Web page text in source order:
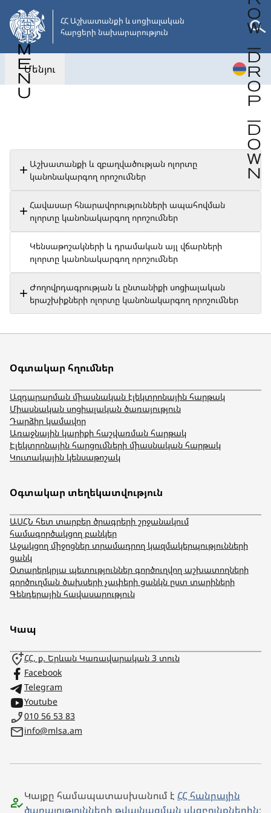
Անցնել
հիմնական
բովանդակությանը
ՀՀ Աշխատանքի և սոցիալական
հարցերի նախարարություն
Մենյու
Աշխատանքի և զբաղվածության ոլորտը
կանոնակարգող որոշումներ
Հավասար հնարավորությունների ապահովման
ոլորտը կանոնակարգող որոշումներ
Կենսաթոշակների և դրամական այլ վճարների
ոլորտը կանոնակարգող որոշումներ
Ժողովրդագրության և ընտանիքի սոցիալական
երաշխիքների ոլորտը կանոնակարգող որոշումներ
Օգտակար հղումներ
Ազդարարման միասնական էլեկտրոնային հարթակ
Միասնական սոցիալական ծառայություն
Դարձիր կամավոր
Առաջնային կարիքի հաշվառման հարթակ
Էլեկտրոնային հարցումների միասնական հարթակ
Կուտակային կենսաթոշակ
Օգտակար տեղեկատվություն
ԱՍՀՆ հետ տարբեր ծրագրերի շրջանակում
համագործակցող բանկեր
Աջակցող միջոցներ տրամադրող կազմակերպությունների
ցանկ
Օտարերկրյա պետություններ գործուղվող աշխատողների
գործուղման ծախսերի չափերի ցանկն ըստ տարիների
Գենդերային հավասարություն
Կապ
ՀՀ, ք. Երևան Կառավարական 3 տուն
Facebook
Telegram
Youtube
010 56 53 83
info@mlsa.am
Կայքը համապատասխանում է ՀՀ հանրային
ծառայությունների թվայնացման սկզբունքներին։